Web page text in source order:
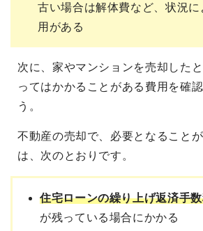
古い場合は解体費など、状況
用がある
次に、家やマンションを売却した
ってはかかることがある費用を確
う。
不動産の売却で、必要となること
は、次のとおりです。
住宅ローンの繰り上げ返済手
が残っている場合にかかる